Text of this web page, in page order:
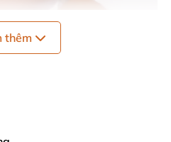
y như thật cùng khả năng
thêm